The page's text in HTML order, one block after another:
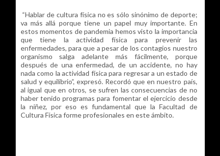
“Hablar de cultura física no es sólo sinónimo de deporte;
va más allá porque tiene un papel muy importante. En
estos momentos de pandemia hemos visto la importancia
que tiene la actividad física para prevenir las
enfermedades, para que a pesar de los contagios nuestro
organismo salga adelante más fácilmente, porque
después de una enfermedad, de un accidente, no hay
nada como la actividad física para regresar a un estado de
salud y equilibrio”, expresó. Recordó que en nuestro país,
al igual que en otros, se sufren las consecuencias de no
haber tenido programas para fomentar el ejercicio desde
la niñez, por eso es fundamental que la Facultad de
Cultura Física forme profesionales en este ámbito.